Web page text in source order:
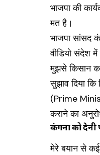
भाजपा की
मत है।
भाजपा सांसद
वीडियो संदेश
मुझसे किसान
सुझाव दिया कि
(Prime
कराने का
कंगना को देनी
मेरे बयान से